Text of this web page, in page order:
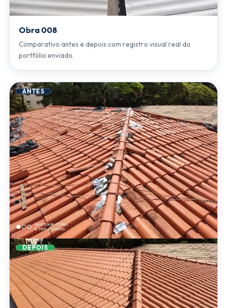
Obra 008
Comparativo antes e depois com registro visual real do
portfólio enviado.
ANTES
DEPOIS